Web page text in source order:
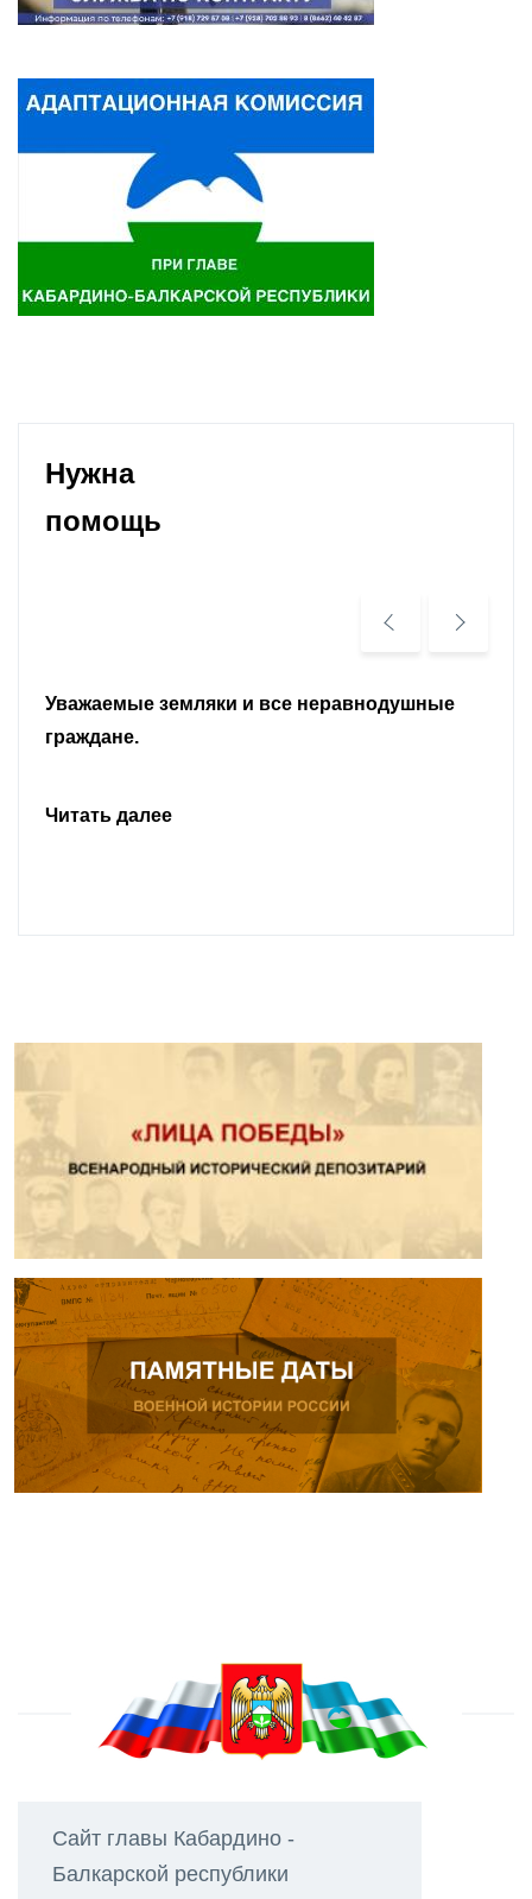
Нужна
помощь
Уважаемые земляки и все неравнодушные
граждане.
Читать далее
Сайт главы Кабардино -
Балкарской республики